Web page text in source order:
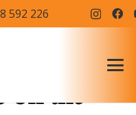
592 226
on the